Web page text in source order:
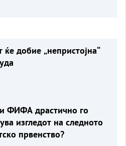
ќе добие „непристојна“
ФИФА драстично го
изгледот на следното
првенство?